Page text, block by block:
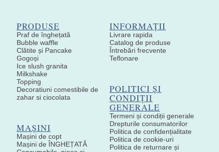
PRODUSE
Praf de înghețată
Bubble waffle
Clătite și Pancake
Gogoși
Ice slush granita
Milkshake
Topping
Decoratiuni comestibile de
zahar si ciocolata
MAȘINI
Mașini de copt
Mașini de ÎNGHEȚATĂ
INFORMAȚII
Livrare rapida
Catalog de produse
Întrebări frecvente
Teflonare
POLITICI ȘI
CONDIȚII
GENERALE
Termeni și condiții generale
Drepturile consumatorilor
Politica de confidențialitate
Politica de cookie-uri
Politica de returnare și